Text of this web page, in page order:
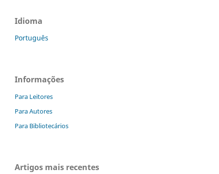
Idioma
Português
Informações
Para Leitores
Para Autores
Para Bibliotecários
Artigos mais recentes